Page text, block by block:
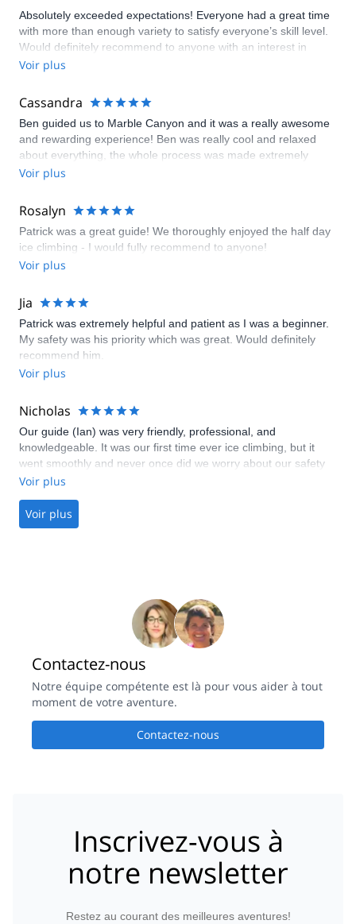
Absolutely exceeded expectations! Everyone had a great time
with more than enough variety to satisfy everyone’s skill level.
Would definitely recommend to anyone with an interest in
getting started or progressing their ice climbing.
Voir plus
Cassandra
Ben guided us to Marble Canyon and it was a really awesome
and rewarding experience! Ben was really cool and relaxed
about everything, the whole process was made extremely
simple, and he went so far as to teach us a little more than we
the weather and hiked back with blue skies and the sun
shining! Thank you very much!!
Voir plus
Rosalyn
Patrick was a great guide! We thoroughly enjoyed the half day
ice climbing - I would fully recommend to anyone!
Voir plus
Jia
Patrick was extremely helpful and patient as I was a beginner.
My safety was his priority which was great. Would definitely
recommend him.
Voir plus
Nicholas
Our guide (Ian) was very friendly, professional, and
knowledgeable. It was our first time ever ice climbing, but it
went smoothly and never once did we worry about our safety
or abilities. Thanks Ian!
Voir plus
Voir plus
Contactez-nous
Notre équipe compétente est là pour vous aider à tout
moment de votre aventure.
Contactez-nous
Inscrivez-vous à
notre newsletter
Restez au courant des meilleures aventures!